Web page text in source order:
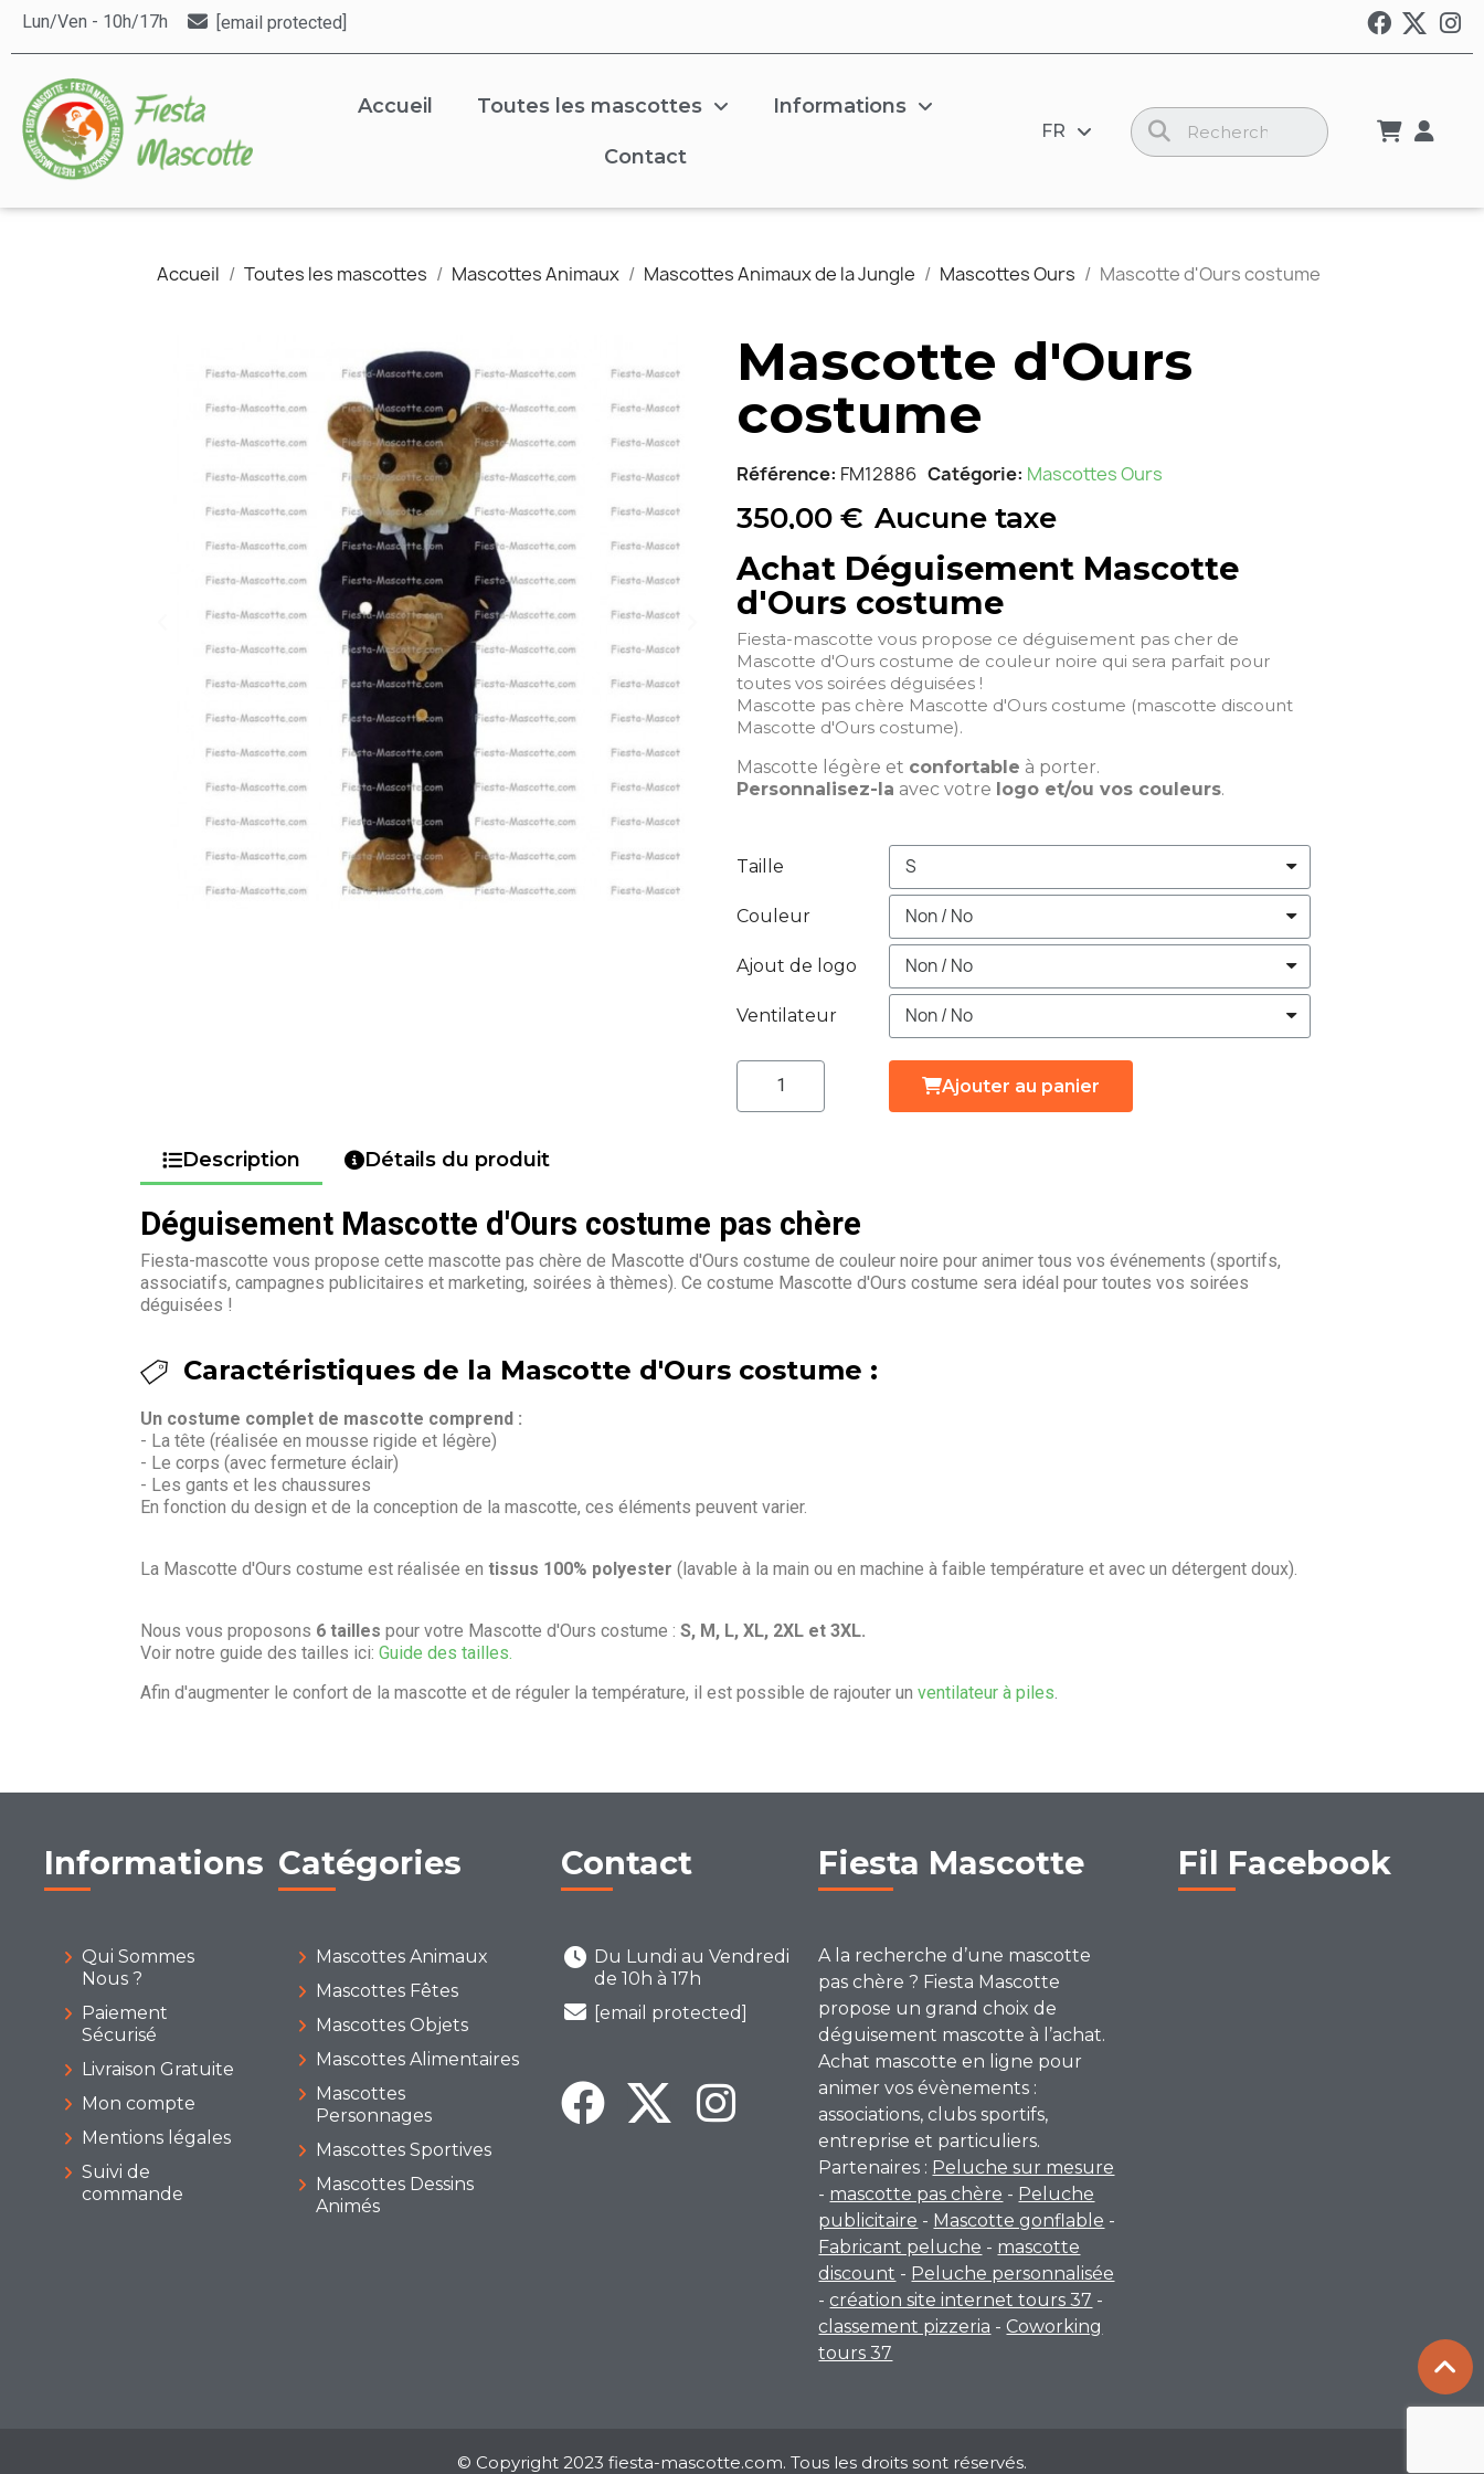
Lun/Ven - 10h/17h [email protected]
Accueil Toutes les mascottes Informations
Contact
FR
Accueil Toutes les mascottes Mascottes Animaux Mascottes Animaux de la Jungle Mascottes Ours Mascotte d'Ours costume
Mascotte d'Ours
costume
Référence FM12886 Catégorie Mascottes Ours
350,00 € Aucune taxe
Achat Déguisement Mascotte
d'Ours costume
Fiesta-mascotte vous propose ce déguisement pas cher de
Mascotte d'Ours costume de couleur noire qui sera parfait pour
toutes vos soirées déguisées !
Mascotte pas chère Mascotte d'Ours costume (mascotte discount
Mascotte d'Ours costume).
Mascotte légère et confortable à porter.
Personnalisez-la avec votre logo et/ou vos couleurs.
Taille
Couleur
Ajout de logo
Ventilateur
Ajouter au panier
Description Détails du produit
Déguisement Mascotte d'Ours costume pas chère
Fiesta-mascotte vous propose cette mascotte pas chère de Mascotte d'Ours costume de couleur noire pour animer tous vos événements (sportifs,
associatifs, campagnes publicitaires et marketing, soirées à thèmes). Ce costume Mascotte d'Ours costume sera idéal pour toutes vos soirées
déguisées !
Caractéristiques de la Mascotte d'Ours costume :
Un costume complet de mascotte comprend :
- La tête (réalisée en mousse rigide et légère)
- Le corps (avec fermeture éclair)
- Les gants et les chaussures
En fonction du design et de la conception de la mascotte, ces éléments peuvent varier.
La Mascotte d'Ours costume est réalisée en tissus 100% polyester (lavable à la main ou en machine à faible température et avec un détergent doux).
Nous vous proposons 6 tailles pour votre Mascotte d'Ours costume : S, M, L, XL, 2XL et 3XL.
Voir notre guide des tailles ici: Guide des tailles.
Afin d'augmenter le confort de la mascotte et de réguler la température, il est possible de rajouter un ventilateur à piles.
Informations
Qui Sommes
Nous ?
Paiement
Sécurisé
Livraison Gratuite
Mon compte
Mentions légales
Suivi de
commande
Catégories
Mascottes Animaux
Mascottes Fêtes
Mascottes Objets
Mascottes Alimentaires
Mascottes
Personnages
Mascottes Sportives
Mascottes Dessins
Animés
Contact
Du Lundi au Vendredi
de 10h à 17h
[email protected]
Fiesta Mascotte
A la recherche d’une mascotte
pas chère ? Fiesta Mascotte
propose un grand choix de
déguisement mascotte à l’achat.
Achat mascotte en ligne pour
animer vos évènements :
associations, clubs sportifs,
entreprise et particuliers.
Partenaires : Peluche sur mesure
- mascotte pas chère - Peluche
publicitaire - Mascotte gonflable -
Fabricant peluche - mascotte
discount - Peluche personnalisée
-création site internet tours 37 -
classement pizzeria - Coworking
tours 37
Fil Facebook
© Copyright 2023 fiesta-mascotte.com. Tous les droits sont réservés.